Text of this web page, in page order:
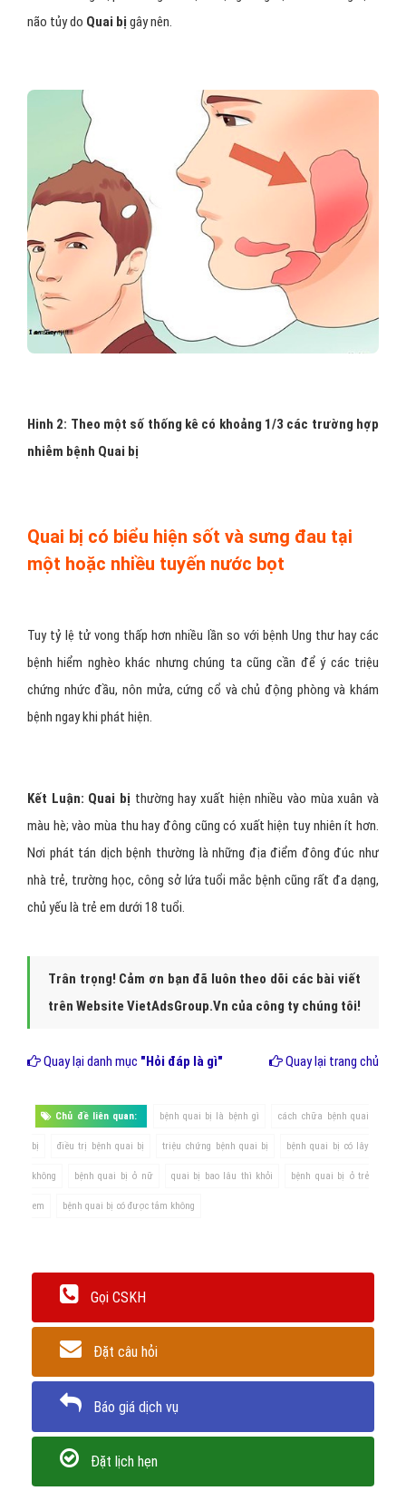
não tủy do Quai bị gây nên.
Hinh 2: Theo một số thống kê có khoảng 1/3 các trường hợp
nhiễm bệnh Quai bị
Quai bị có biểu hiện sốt và sưng đau tại
một hoặc nhiều tuyến nước bọt
Tuy tỷ lệ tử vong thấp hơn nhiều lần so với bệnh Ung thư hay các
bệnh hiểm nghèo khác nhưng chúng ta cũng cần để ý các triệu
chứng nhức đầu, nôn mửa, cứng cổ và chủ động phòng và khám
bệnh ngay khi phát hiện.
Kết Luận: Quai bị thường hay xuất hiện nhiều vào mùa xuân và
màu hè; vào mùa thu hay đông cũng có xuất hiện tuy nhiên ít hơn.
Nơi phát tán dịch bệnh thường là những địa điểm đông đúc như
nhà trẻ, trường học, công sở lứa tuổi mắc bệnh cũng rất đa dạng,
chủ yếu là trẻ em dưới 18 tuổi.
Trân trọng! Cảm ơn bạn đã luôn theo dõi các bài viết
trên Website VietAdsGroup.Vn của công ty chúng tôi!
Quay lại danh mục "Hỏi đáp là gì" Quay lại trang chủ
Chủ đề liên quan: bệnh quai bị là bệnh gì cách chữa bệnh quai
bị điều trị bệnh quai bị triệu chứng bệnh quai bị bệnh quai bị có lây
không bệnh quai bị ở nữ quai bị bao lâu thì khỏi bệnh quai bị ở trẻ
em bệnh quai bị có được tắm không
Gọi CSKH
Đặt câu hỏi
Báo giá dịch vụ
Đặt lịch hẹn